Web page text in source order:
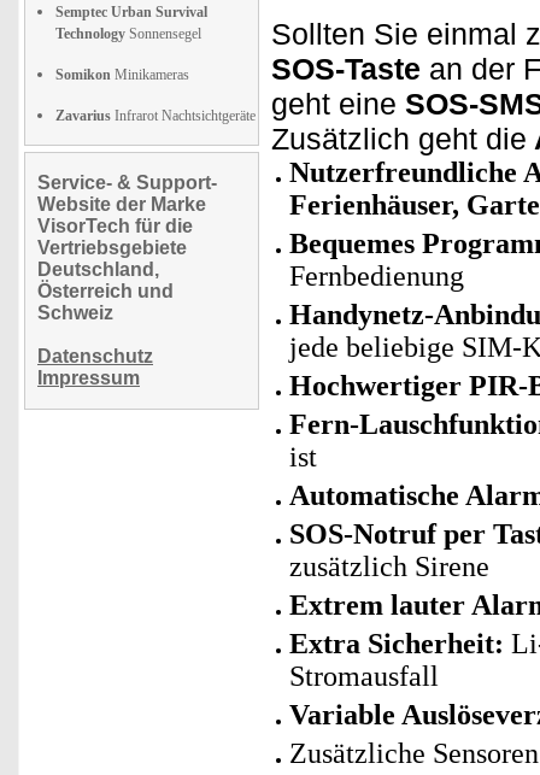
Semptec Urban Survival
Technology Sonnensegel
Somikon Minikameras
Zavarius Infrarot Nachtsichtgeräte
Service- & Support-
Website der Marke
VisorTech für die
Vertriebsgebiete
Deutschland,
Österreich und
Schweiz
Datenschutz
Impressum
Sollten Sie einmal
SOS-Taste an der
geht eine SOS-
Zusätzlich geht die
Nutzerfreundliche
Ferienhäuser,
Bequemes
Fernbedienung
Handynetz-
jede beliebige SIM-
Hochwertiger PIR-
Fern-
ist
Automatische
SOS-Notruf per
zusätzlich Sirene
Extrem lauter
Extra Sicherheit:
Stromausfall
Variable
Zusätzliche